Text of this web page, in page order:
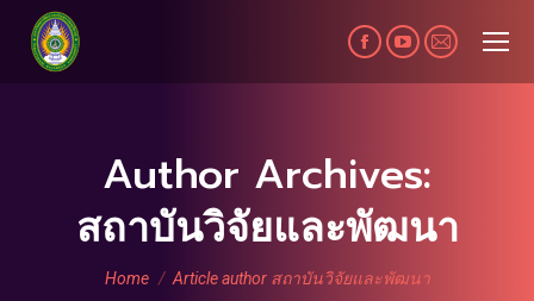
Facebook
page
new
window
YouTube
page
new
window
Mail
page
window
Author Archives:
สถาบันวิจัยและพัฒนา
You are here:
Home Article author สถาบันวิจัยและพัฒนา